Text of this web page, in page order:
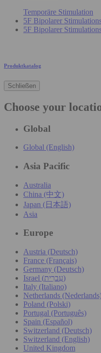
Temporäre Stimulation
5F Bipolarer
5F Bipolarer
Produktkatalog
Schließen
Choose your
Global
Global (English)
Asia Pacific
Australia
China (中文)
Japan (日本語)
Asia
Europe
Austria (Deutsch)
France (Français)
Germany (Deutsch)
Israel (עִברִית)
Italy (Italiano)
Netherlands
Poland (Polski)
Portugal (Português)
Spain (Español)
Switzerland (Deutsch)
Switzerland (English)
United Kingdom